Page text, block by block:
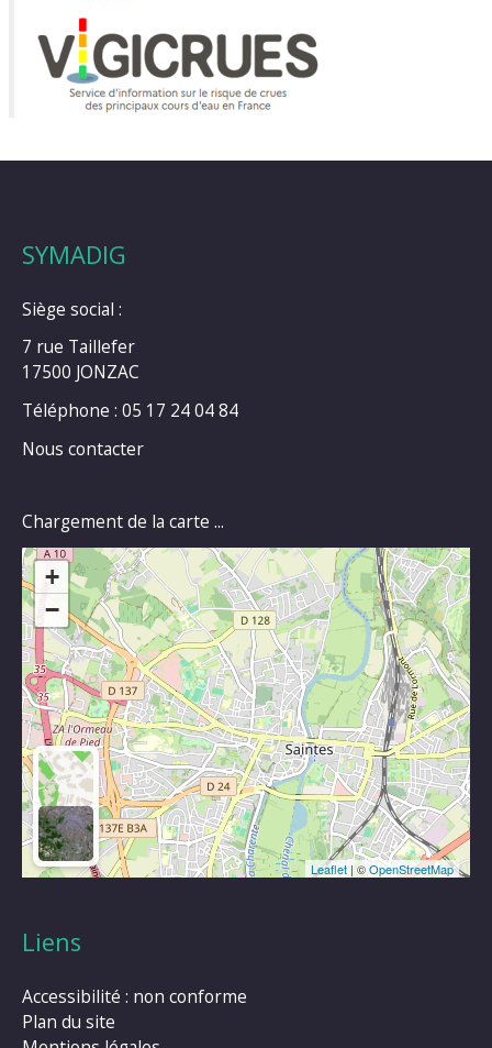
SYMADIG
Siège social :
7 rue Taillefer
17500 JONZAC
Téléphone : 05 17 24 04 84
Nous contacter
Chargement de la carte ...
+
−
Leaflet | ©OpenStreetMap
Liens
Accessibilité : non conforme
Plan du site